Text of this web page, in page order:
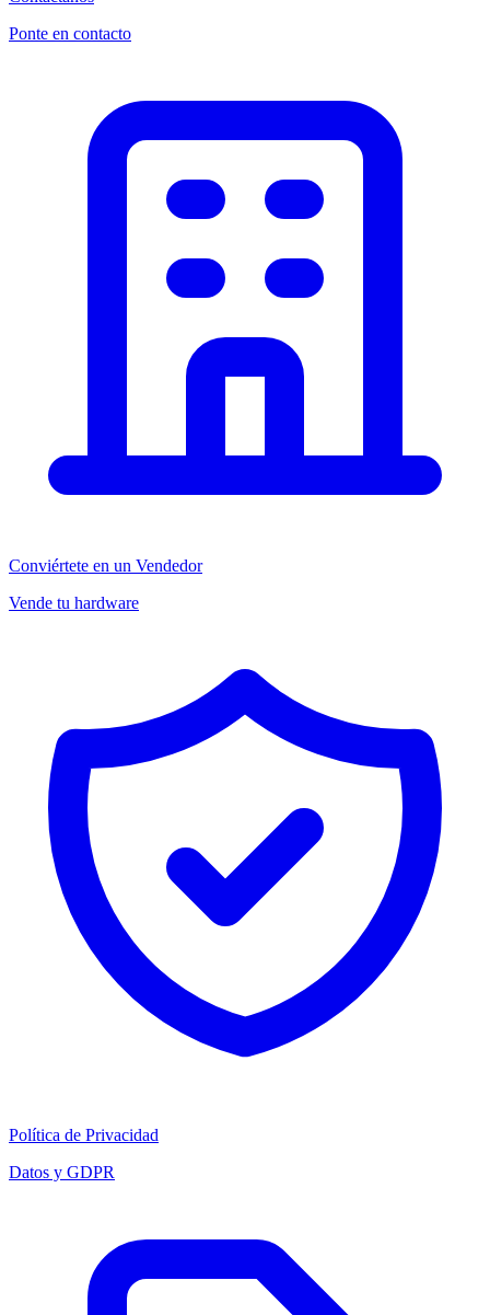
Ponte en contacto
Conviértete en un Vendedor
Vende tu hardware
Política de Privacidad
Datos y GDPR